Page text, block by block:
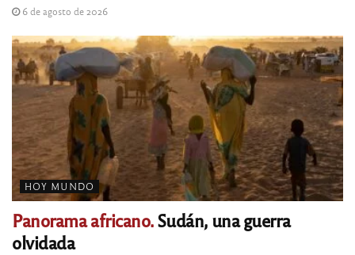
6 de agosto de 2026
HOY MUNDO
Panorama africano.Sudán, una guerra
olvidada